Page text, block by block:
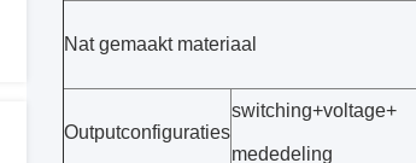
Nat gemaakt materiaal
Outputconfiguraties
switching+voltage+
mededeling